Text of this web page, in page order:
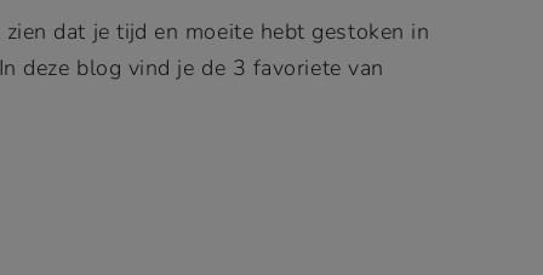
dat je tijd en moeite hebt gestoken in
deze blog vind je de 3 favoriete van